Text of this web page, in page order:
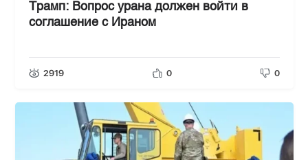
Трамп: Вопрос урана должен войти в
соглашение с Ираном
2919 0 0